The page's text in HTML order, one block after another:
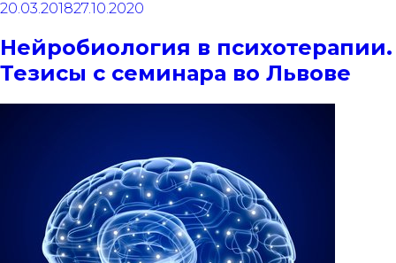
20.03.201827.10.2020
Нейробиология в психотерапии.
Тезисы с семинара во Львове